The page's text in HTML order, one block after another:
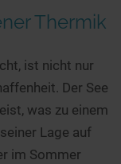
Thermik
ist nicht nur
Der See
was zu einem
Lage auf
im Sommer